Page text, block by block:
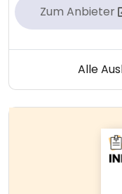
Zum Anbieter
Alle